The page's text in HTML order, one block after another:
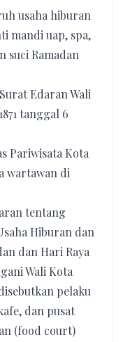
usaha hiburan
mandi uap, spa,
suci Ramadan
Edaran Wali
tanggal 6
Pariwisata Kota
wartawan di
tentang
Hiburan dan
dan Hari Raya
Wali Kota
pelaku
dan pusat
(food court)